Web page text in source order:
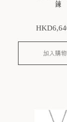
鍊
HKD
加入購